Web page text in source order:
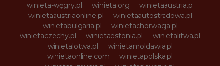
winieta-węgry.pl
winieta.org
winietaaustria.pl
winietaaustriaonline.pl
winietaautostradowa.pl
winietabulgaria.pl
winietachorwacja.pl
winietaczechy.pl
winietaestonia.pl
winietalitwa.pl
winietalotwa.pl
winietamoldawia.pl
winietaonline.com
winietapolska.pl